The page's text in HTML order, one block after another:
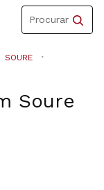
Toggle
navigation
Procurar
SOURE
Soure